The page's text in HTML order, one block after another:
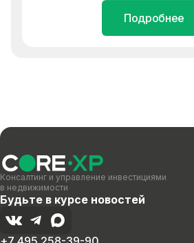
Подробнее
Консалтинг и управление инвестициями
в недвижимости
Будьте в курсе новостей